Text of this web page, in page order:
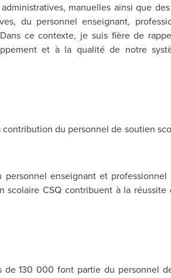
manuelles ainsi que
du personnel enseignant,
ce contexte, je suis fière de
et à la qualité de notre
du personnel de soutien
enseignant et
CSQ contribuent à la
130 000 font partie du personnel